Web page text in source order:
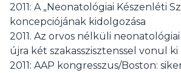
2011: A „Neonatológiai Készenléti
koncepciójának kidolgozása
2011. Az orvos nélküli
újra két szakasszisztenssel vonul ki
2011: AAP kongresszus/Boston: